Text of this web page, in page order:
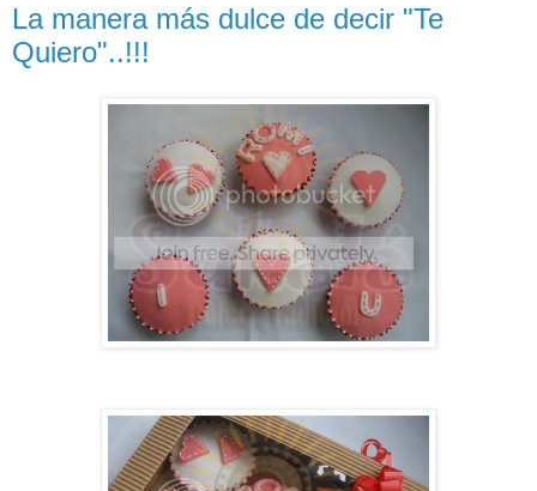
La manera más dulce de decir "Te
Quiero"..!!!